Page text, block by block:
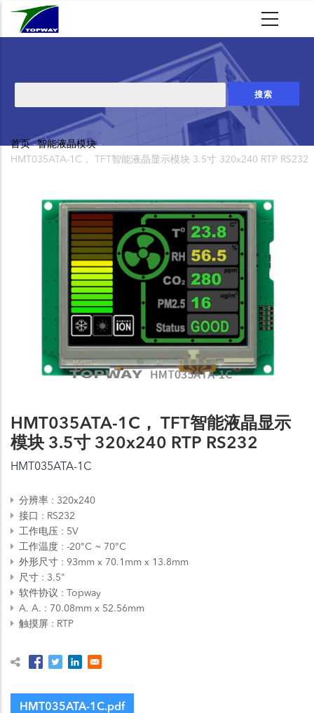
索
面
首页 -智能液晶模块 -
HMT035ATA-1C， TFT智能液晶显示模块 3.5寸 320x240 RTP RS232
HMT035ATA-1C， TFT智能液晶显示
模块 3.5寸 320x240 RTP RS232
HMT035ATA-1C
分辨率
320x240
接口
RS232
工作电压
5V
工作温度
-20°C ~ 70°C
外形尺寸
93mm x 70.1mm x 13.8mm
尺寸
3.5"
软件协议
Topway
A. A.
70.08mm x 52.56mm
触摸屏
RTP
HMT035ATA-1C.pdf